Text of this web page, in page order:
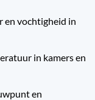
en vochtigheid in
in kamers en
en